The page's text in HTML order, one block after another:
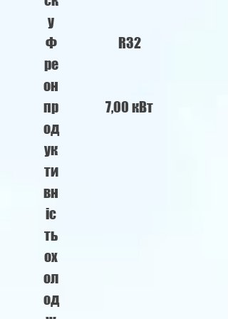
у
Ф
ре
он
R32
пр
од
ук
ти
вн
іс
ть
ох
ол
од
7,00 кВт